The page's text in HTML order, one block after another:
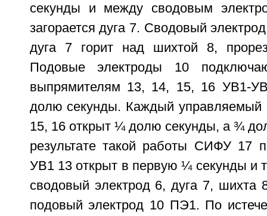
секунды и между сводовым
загорается дуга 7. Сводовый
дуга 7 горит над шихтой 8,
Подовые электроды 10
выпрямителям 13, 14, 15, 16 УВ1-
долю секунды. Каждый управляемый
15, 16 открыт ¼ долю секунды, а ¾
результате такой работы СИФУ 17
УВ1 13 открыт в первую ¼ секунды и
сводовый электрод 6, дуга 7, шихта
подовый электрод 10 ПЭ1. По